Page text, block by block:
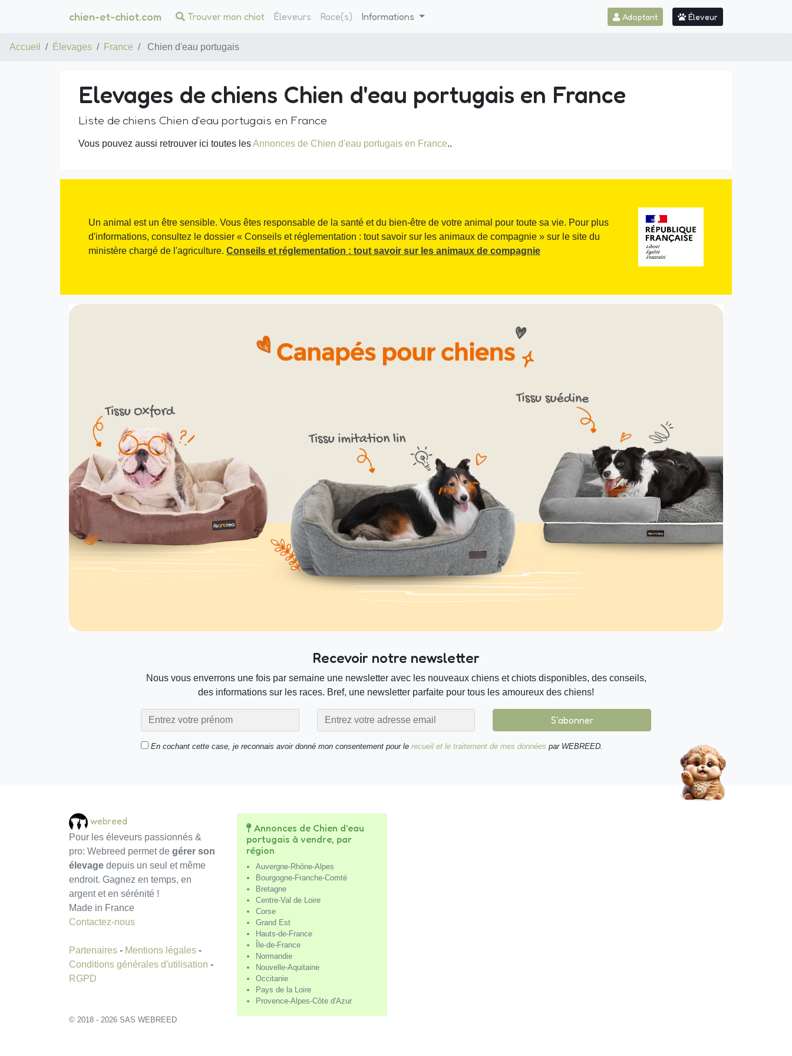
chien-et-chiot.com Trouver mon chiot Éleveurs Race(s) Informations Adoptant Éleveur
Accueil Élevages France Chien d'eau portugais
Elevages de chiens Chien d'eau portugais en France
Liste de chiens Chien d'eau portugais en France
Vous pouvez aussi retrouver ici toutes lesAnnonces de Chien d'eau portugais en France..
Un animal est un être sensible. Vous êtes responsable de la santé et du bien-être de votre animal pour toute sa vie. Pour plus
d'informations, consultez le dossier « Conseils et réglementation : tout savoir sur les animaux de compagnie » sur le site du
ministère chargé de l'agriculture. Conseils et réglementation : tout savoir sur les animaux de compagnie
Recevoir notre newsletter
Nous vous enverrons une fois par semaine une newsletter avec les nouveaux chiens et chiots disponibles, des conseils,
des informations sur les races. Bref, une newsletter parfaite pour tous les amoureux des chiens!
S'abonner
En cochant cette case, je reconnais avoir donné mon consentement pour le recueil et le traitement de mes données par WEBREED.
webreed
Pour les éleveurs passionnés &
pro: Webreed permet de gérer son
élevage depuis un seul et même
endroit. Gagnez en temps, en
argent et en sérénité !
Made in France
Contactez-nous
Partenaires - Mentions légales -
Conditions générales d'utilisation -
RGPD
© 2018 - 2026 SAS WEBREED
Annonces de Chien d'eau
portugais à vendre, par
région
Auvergne-Rhône-Alpes
Bourgogne-Franche-Comté
Bretagne
Centre-Val de Loire
Corse
Grand Est
Hauts-de-France
Île-de-France
Normandie
Nouvelle-Aquitaine
Occitanie
Pays de la Loire
Provence-Alpes-Côte d'Azur